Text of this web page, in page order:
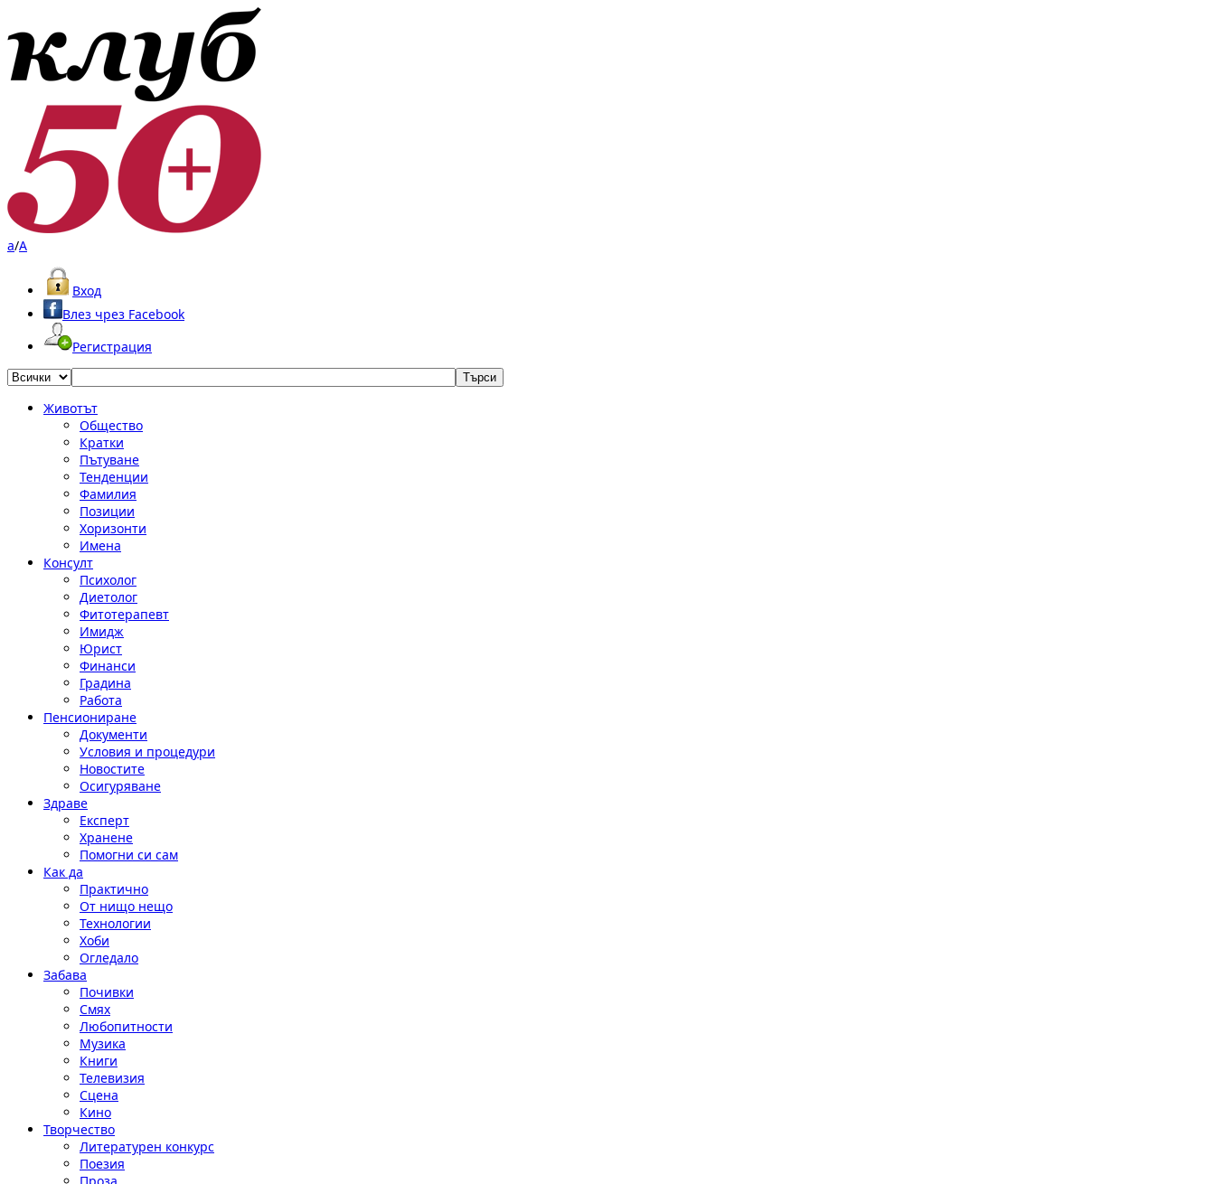
a/A
Вход
Влез чрез Facebook
Регистрация
Животът
Общество
Кратки
Пътуване
Тенденции
Фамилия
Позиции
Хоризонти
Имена
Консулт
Психолог
Диетолог
Фитотерапевт
Имидж
Юрист
Финанси
Градина
Работа
Пенсиониране
Документи
Условия и процедури
Новостите
Осигуряване
Здраве
Експерт
Хранене
Помогни си сам
Как да
Практично
От нищо нещо
Технологии
Хоби
Огледало
Забава
Почивки
Смях
Любопитности
Музика
Книги
Телевизия
Сцена
Кино
Творчество
Литературен конкурс
Поезия